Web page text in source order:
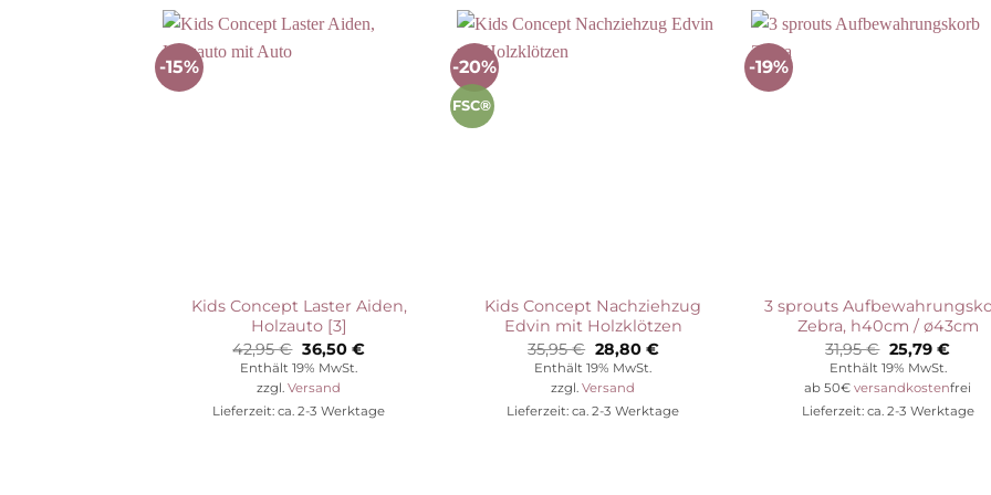
-15%
Kids Concept Laster Aiden,
Holzauto [3]
42,95€ Ursprünglicher
Preis
war:
42,95 €
36,50 €Aktueller
Enthält 19% MwSt.
zzgl.Versand
Lieferzeit: ca. 2-3 Werktage
-20%
FSC®
Kids Concept Nachziehzug
Edvin mit Holzklötzen
35,95€ Ursprünglicher
Preis
war:
35,95 €
28,80 €Aktueller
Enthält 19% MwSt.
zzgl.Versand
Lieferzeit: ca. 2-3 Werktage
-19%
3 sprouts
Zebra, h40cm / ø43cm
31,95€
Preis
war:
31,95 €
25,79 €
ist:
25,79
Enthält 19% MwSt.
ab 50€versandkostenfrei
Lieferzeit: ca. 2-3 Werktage